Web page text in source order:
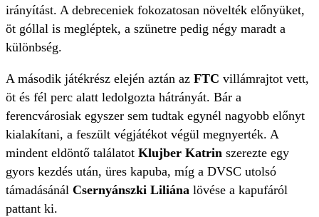
irányítást. A debreceniek fokozatosan növelték előnyüket,
öt góllal is megléptek, a szünetre pedig négy maradt a
különbség.
A második játékrész elején aztán az FTC villámrajtot vett,
öt és fél perc alatt ledolgozta hátrányát. Bár a
ferencvárosiak egyszer sem tudtak egynél nagyobb előnyt
kialakítani, a feszült végjátékot végül megnyerték. A
mindent eldöntő találatot Klujber Katrin szerezte egy
gyors kezdés után, üres kapuba, míg a DVSC utolsó
támadásánál Csernyánszki Liliána lövése a kapufáról
pattant ki.